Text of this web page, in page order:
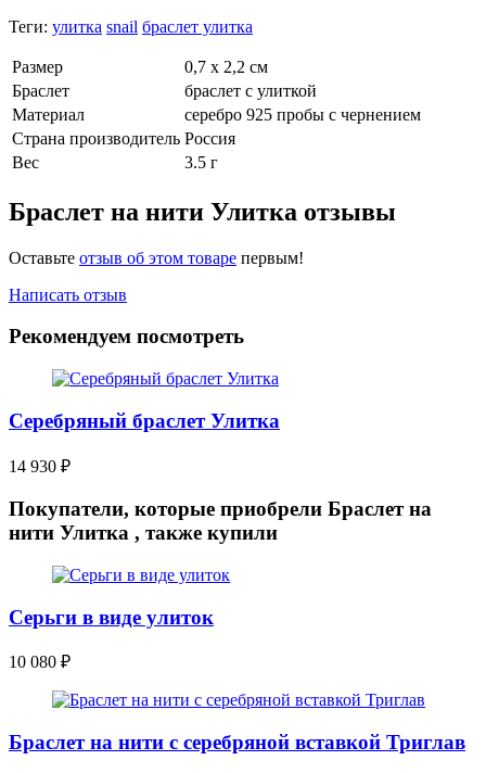
Теги: улитка snail браслет улитка
Размер
0,7 х 2,2 см
Браслет
браслет с улиткой
Материал
серебро 925 пробы с чернением
Страна производитель Россия
Вес
3.5 г
Браслет на нити Улитка отзывы
Оставьте отзыв об этом товаре первым!
Написать отзыв
Рекомендуем посмотреть
Серебряный браслет Улитка
14 930 ₽
Покупатели, которые приобрели Браслет на
нити Улитка , также купили
Серьги в виде улиток
10 080 ₽
Браслет на нити с серебряной вставкой Триглав